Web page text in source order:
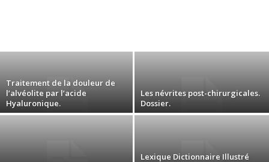
Traitement de la douleur de
l’alvéolite par l’acide
Hyaluronique.
Les névrites post-chirurgicales.
Dossier.
Lexique Dictionnaire Illustré